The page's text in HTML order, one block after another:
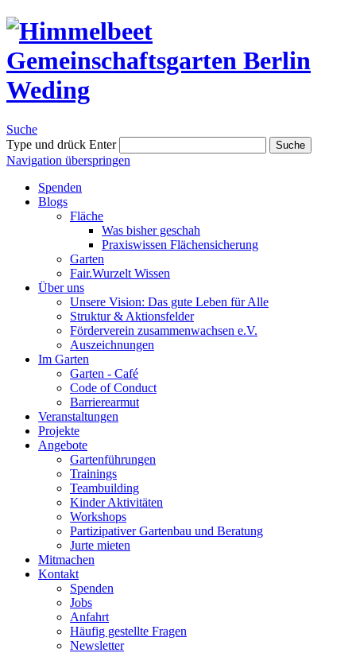
Suche
Type und drück Enter
Suche
Navigation überspringen
Spenden
Blogs
Fläche
Was bisher geschah
Praxiswissen Flächensicherung
Garten
Fair.Wurzelt Wissen
Über uns
Unsere Vision: Das gute Leben für Alle
Struktur & Aktionsfelder
Förderverein zusammenwachsen e.V.
Auszeichnungen
Im Garten
Garten - Café
Code of Conduct
Barrierearmut
Veranstaltungen
Projekte
Angebote
Gartenführungen
Trainings
Teambuilding
Kinder Aktivitäten
Workshops
Partizipativer Gartenbau und Beratung
Jurte mieten
Mitmachen
Kontakt
Spenden
Jobs
Anfahrt
Häufig gestellte Fragen
Newsletter